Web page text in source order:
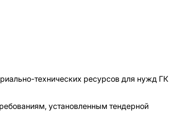
технических ресурсов для нужд ГК
установленным тендерной